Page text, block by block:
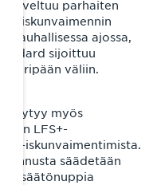
soveltuu parhaiten
iskunvaimennin
rauhallisessa ajossa,
sijoittuu
ääripään väliin.
löytyy myös
LFS+-
R -iskunvaimentimista.
säädetään
säätönuppia